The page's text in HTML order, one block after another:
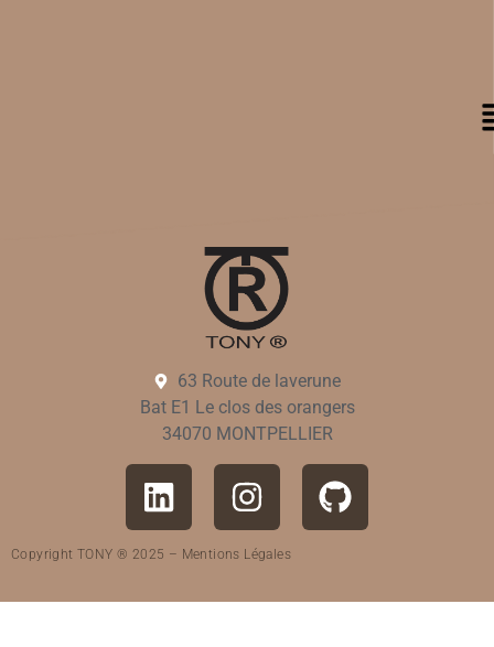
63 Route de laverune
Bat E1 Le clos des orangers
34070 MONTPELLIER
Copyright TONY ® 2025 – Mentions Légales